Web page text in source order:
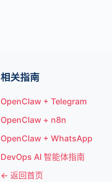
相关指南
OpenClaw + Telegram
OpenClaw + n8n
OpenClaw + WhatsApp
DevOps AI 智能体指南
← 返回首页